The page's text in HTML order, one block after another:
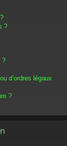
?
?
d’ordres légaux
?